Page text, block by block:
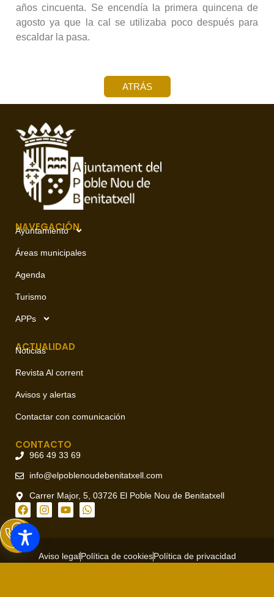
años cincuenta. Se encendía la primera quincena de
agosto ya que la cal se utilizaba poco después para
escaldar la pasa.
ATRÁS
NAVEGACIÓN
Ayuntamiento
Áreas municipales
Agenda
Turismo
APPs
ACTUALIDAD
Noticias
Revista Al corrent
Avisos y alertas
Contactar con comunicación
CONTACTO
966 49 33 69
info@elpoblenoudebenitatxell.com
Carrer Major, 5, 03726 El Poble Nou de Benitatxell
Aviso legalPolítica de cookiesPolítica de privacidad